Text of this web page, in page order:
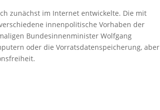
zunächst im Internet entwickelte. Die mit
innenpolitische Vorhaben der
Bundesinnenminister Wolfgang
oder die Vorratsdatenspeicherung, aber